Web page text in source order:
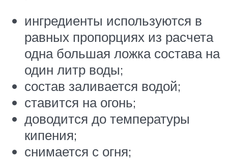
ингредиенты используются в
равных пропорциях из расчета
одна большая ложка состава на
один литр воды;
состав заливается водой;
ставится на огонь;
доводится до температуры
кипения;
снимается с огня;